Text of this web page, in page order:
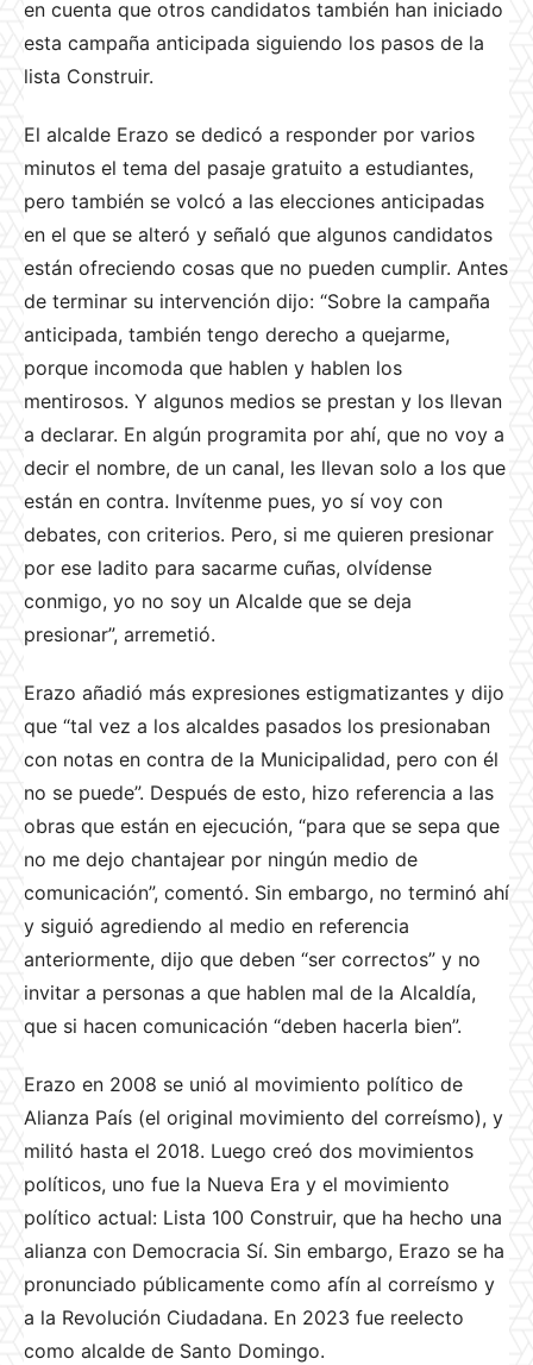
en cuenta que otros candidatos también han iniciado
esta campaña anticipada siguiendo los pasos de la
lista Construir.
El alcalde Erazo se dedicó a responder por varios
minutos el tema del pasaje gratuito a estudiantes,
pero también se volcó a las elecciones anticipadas
en el que se alteró y señaló que algunos candidatos
están ofreciendo cosas que no pueden cumplir. Antes
de terminar su intervención dijo: “Sobre la campaña
anticipada, también tengo derecho a quejarme,
porque incomoda que hablen y hablen los
mentirosos. Y algunos medios se prestan y los llevan
a declarar. En algún programita por ahí, que no voy a
decir el nombre, de un canal, les llevan solo a los que
están en contra. Invítenme pues, yo sí voy con
debates, con criterios. Pero, si me quieren presionar
por ese ladito para sacarme cuñas, olvídense
conmigo, yo no soy un Alcalde que se deja
presionar”, arremetió.
Erazo añadió más expresiones estigmatizantes y dijo
que “tal vez a los alcaldes pasados los presionaban
con notas en contra de la Municipalidad, pero con él
no se puede”. Después de esto, hizo referencia a las
obras que están en ejecución, “para que se sepa que
no me dejo chantajear por ningún medio de
comunicación”, comentó. Sin embargo, no terminó ahí
y siguió agrediendo al medio en referencia
anteriormente, dijo que deben “ser correctos” y no
invitar a personas a que hablen mal de la Alcaldía,
que si hacen comunicación “deben hacerla bien”.
Erazo en 2008 se unió al movimiento político de
Alianza País (el original movimiento del correísmo), y
militó hasta el 2018. Luego creó dos movimientos
políticos, uno fue la Nueva Era y el movimiento
político actual: Lista 100 Construir, que ha hecho una
alianza con Democracia Sí. Sin embargo, Erazo se ha
pronunciado públicamente como afín al correísmo y
a la Revolución Ciudadana. En 2023 fue reelecto
como alcalde de Santo Domingo.